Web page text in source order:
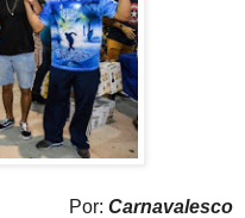
Por: Carnavalesco